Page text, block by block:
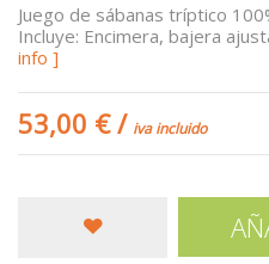
Juego de sábanas tríptico
Incluye: Encimera, bajera
info ]
53,00 €/ iva incluido